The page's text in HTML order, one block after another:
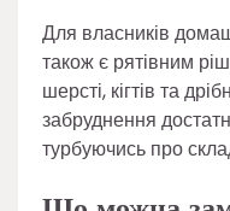
Для власників
також є рятівним
шерсті, кігтів та
забруднення
турбуючись про